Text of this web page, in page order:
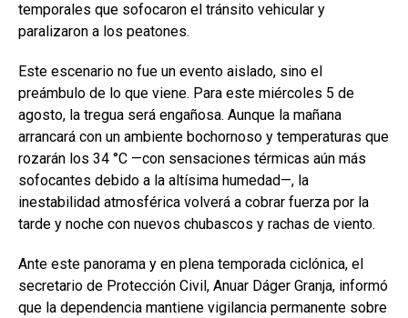
temporales que sofocaron el tránsito vehicular y
paralizaron a los peatones.
Este escenario no fue un evento aislado, sino el
preámbulo de lo que viene. Para este miércoles 5 de
agosto, la tregua será engañosa. Aunque la mañana
arrancará con un ambiente bochornoso y temperaturas que
rozarán los 34 °C —con sensaciones térmicas aún más
sofocantes debido a la altísima humedad—, la
inestabilidad atmosférica volverá a cobrar fuerza por la
tarde y noche con nuevos chubascos y rachas de viento.
Ante este panorama y en plena temporada ciclónica, el
secretario de Protección Civil, Anuar Dáger Granja, informó
que la dependencia mantiene vigilancia permanente sobre